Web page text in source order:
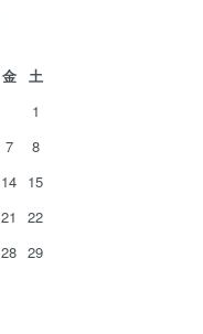
金
土
1
7
8
14 15
21
22
28 29